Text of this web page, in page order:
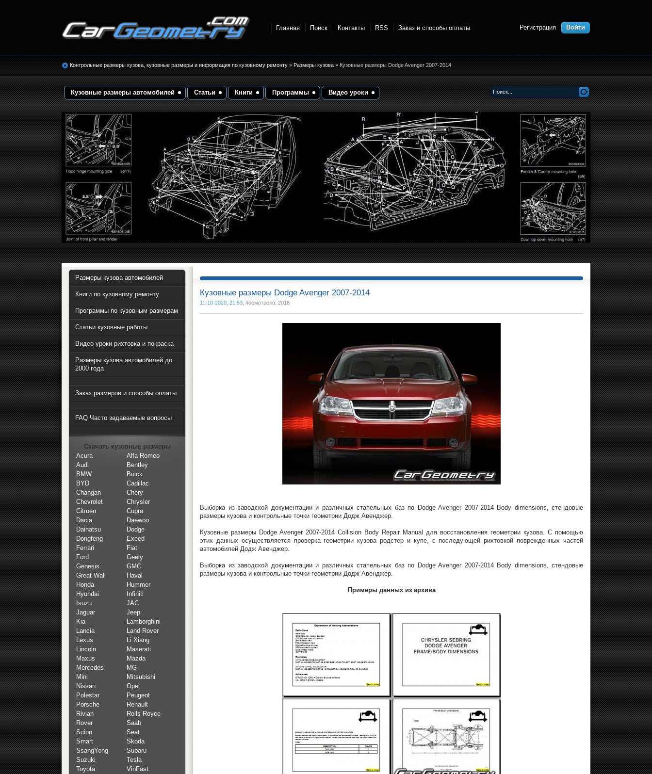
кузовные размеры. Геометрия кузова
Главная Поиск Контакты RSS Заказ и способы оплаты Регистрация Войти
Контрольные размеры кузова, кузовные размеры и информация по кузовному ремонту»Размеры кузова» Кузовные размеры Dodge Avenger 2007-2014
Кузовные размеры автомобилей Статьи Книги Программы Видео уроки
Кузовные размеры Dodge Avenger 2007-2014
11-10-2020, 21:53, посмотрело: 2018
Выборка из заводской документации и различных стапельных баз по Dodge Avenger 2007-2014 Body dimensions, стендовые
размеры кузова и контрольные точки геометрии Додж Авенджер.
Кузовные размеры Dodge Avenger 2007-2014 Collision Body Repair Manual для восстановления геометрии кузова. С помощью
этих данных осуществляется проверка геометрии кузова родстер и купе, с последующей рихтовкой поврежденных частей
автомобилей Додж Авенджер.
Выборка из заводской документации и различных стапельных баз по Dodge Avenger 2007-2014 Body dimensions, стендовые
размеры кузова и контрольные точки геометрии Додж Авенджер.
Примеры данных из архива
Размеры кузова автомобилей
Книги по кузовному ремонту
Программы по кузовным размерам
Статьи кузовные работы
Видео уроки рихтовка и покраска
Размеры кузова автомобилей до
2000 года
Заказ размеров и способы оплаты
FAQ Часто задаваемые вопросы
Скачать кузовные размеры
Acura
Alfa Romeo
Audi
Bentley
BMW
Buick
BYD
Cadillac
Changan
Chery
Chevrolet
Chrysler
Citroen
Cupra
Dacia
Daewoo
Daihatsu
Dodge
Dongfeng
Exeed
Ferrari
Fiat
Ford
Geely
Genesis
GMC
Great Wall
Haval
Honda
Hummer
Hyundai
Infiniti
Isuzu
JAC
Jaguar
Jeep
Kia
Lamborghini
Lancia
Land Rover
Lexus
Li Xiang
Lincoln
Maserati
Maxus
Mazda
Mercedes
MG
Mini
Mitsubishi
Nissan
Opel
Polestar
Peugeot
Porsche
Renault
Rivian
Rolls Royce
Rover
Saab
Scion
Seat
Smart
Skoda
SsangYong
Subaru
Suzuki
Tesla
Toyota
VinFast